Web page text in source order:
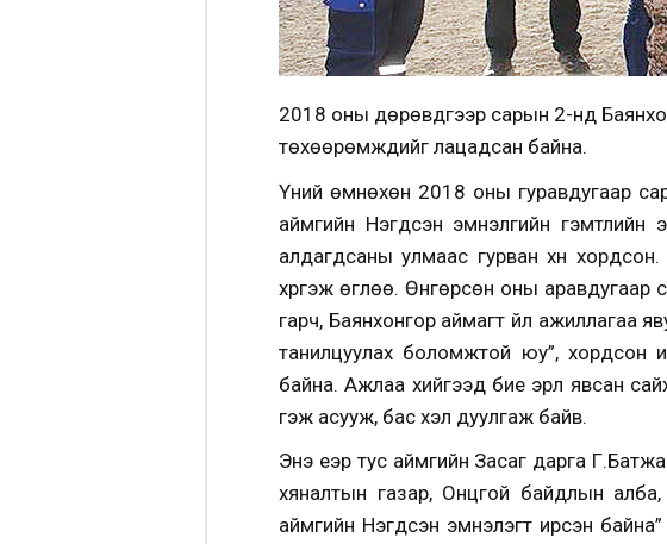
2018 оны дөрөвдүгээр сарын 2-нд
төхөөрөмжүүдийг лацадсан байна.
Үүний өмнөхөн 2018 оны гуравдугаар
аймгийн Нэгдсэн эмнэлгийн
алдагдсаны улмаас гурван хүн
хүргэж өглөө. Өнгөрсөн оны аравдугаар
гарч, Баянхонгор аймагт үйл ажиллагаа
танилцуулах боломжтой юу”, хордсон
байна. Ажлаа хийгээд бие эрүүл явсан
гэж асууж, бас хэл дуулгаж байв.
Энэ үеэр тус аймгийн Засаг дарга
хяналтын газар, Онцгой байдлын алба,
аймгийн Нэгдсэн эмнэлэгт ирсэн